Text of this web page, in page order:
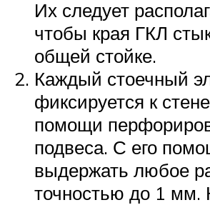
Их следует
чтобы края ГКЛ
общей стойке.
Каждый стоечный
фиксируется к
помощи
подвеса. С его
выдержать любое
точностью до 1 мм.